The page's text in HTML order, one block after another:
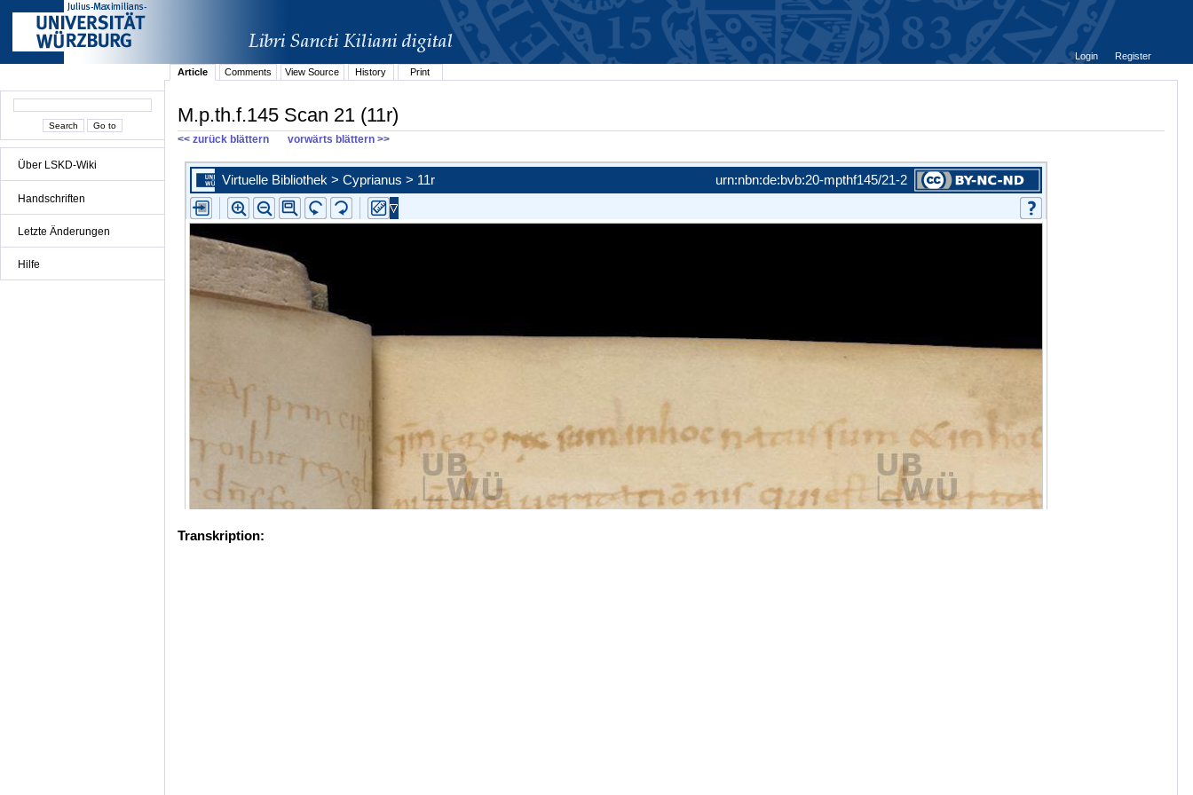
Über LSKD-Wiki
Handschriften
Letzte Änderungen
Hilfe
Login
Register
Article
Comments View Source History Print
M.p.th.f.145 Scan 21 (11r)
<< zurück blättern vorwärts blättern >>
Transkription: